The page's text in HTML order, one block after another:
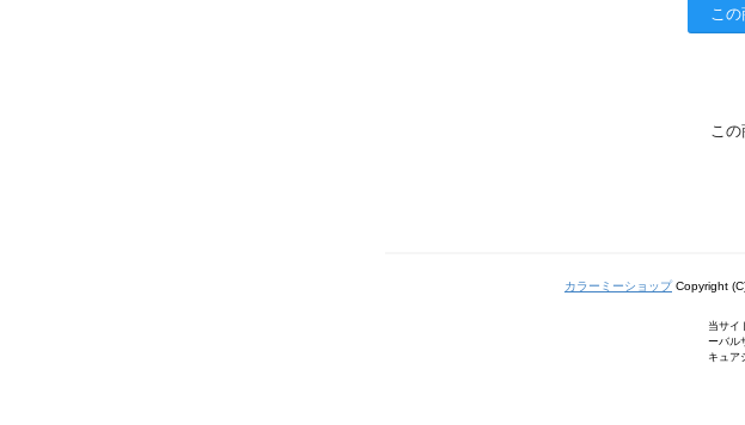
こ
こ
カラーミーショップCopyright
当サイ
ーバル
キュア